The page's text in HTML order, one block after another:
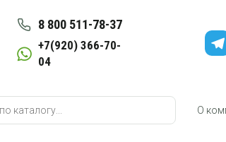
8 800 511-78-37
+7(920) 366-70-
04
О